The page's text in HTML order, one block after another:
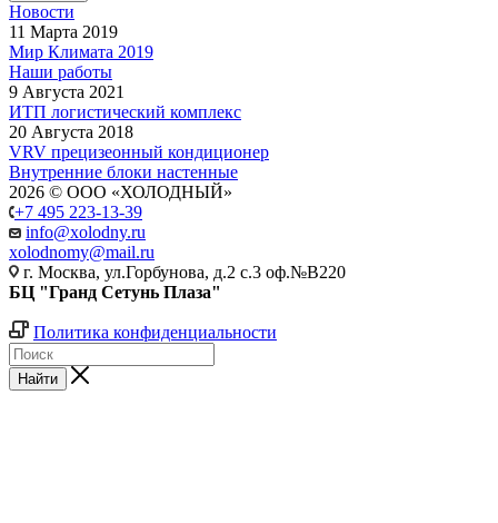
Новости
11 Марта 2019
Мир Климата 2019
Наши работы
9 Августа 2021
ИТП логистический комплекс
20 Августа 2018
VRV прецизеонный кондиционер
Внутренние блоки настенные
2026 © ООО «ХОЛОДНЫЙ»
+7 495 223-13-39
info@xolodny.ru
xolodnomy@mail.ru
г. Москва, ул.Горбунова, д.2 с.3 оф.№В220
БЦ "Гранд Сетунь Плаза"
Политика конфиденциальности
Найти